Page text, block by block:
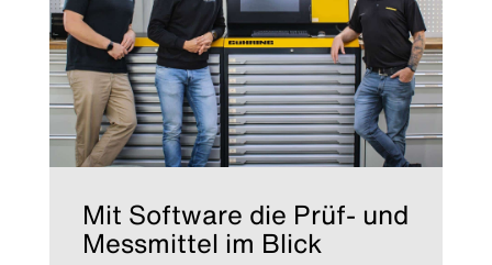
Mit Software die Prüf- und
Messmittel im Blick